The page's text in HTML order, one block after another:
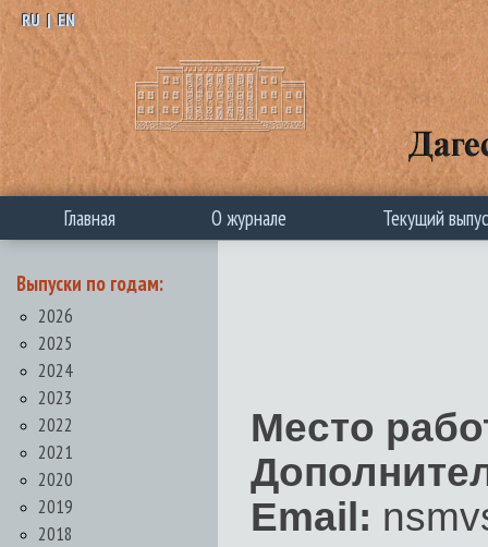
RU | EN
Главная О журнале Текущий
Выпуски по годам:
2026
2025
2024
2023
2022
2021
2020
2019
2018
Место
Email: